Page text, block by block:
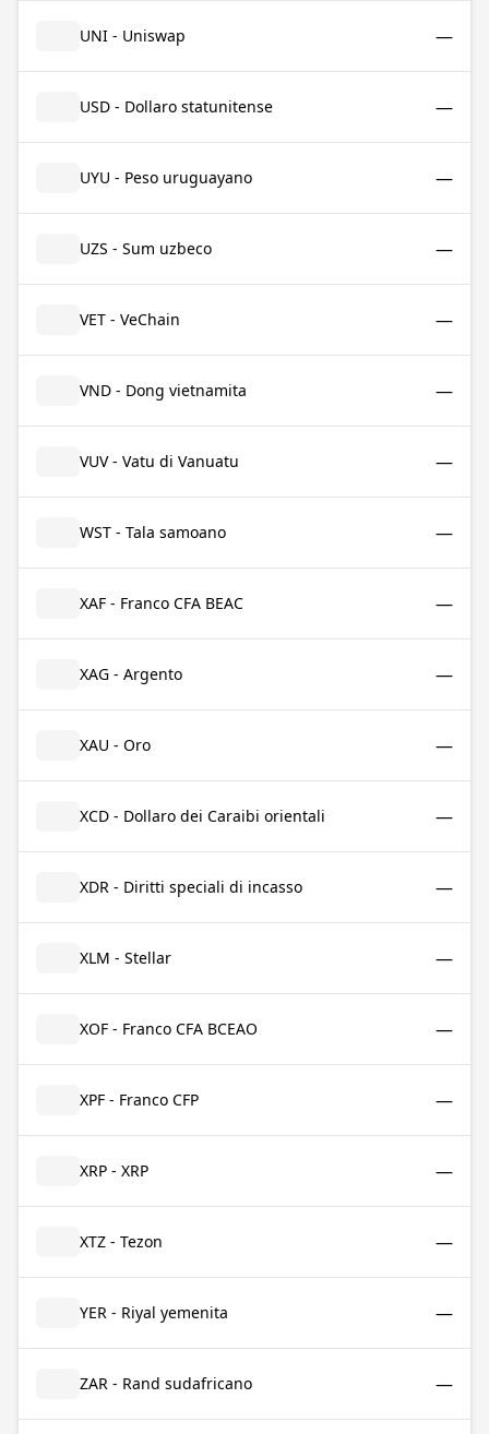
UNI - Uniswap —
USD - Dollaro statunitense —
UYU - Peso uruguayano —
UZS - Sum uzbeco —
VET - VeChain —
VND - Dong vietnamita —
VUV - Vatu di Vanuatu —
WST - Tala samoano —
XAF - Franco CFA BEAC —
XAG - Argento —
XAU - Oro —
XCD - Dollaro dei Caraibi orientali —
XDR - Diritti speciali di incasso —
XLM - Stellar —
XOF - Franco CFA BCEAO —
XPF - Franco CFP —
XRP - XRP —
XTZ - Tezon —
YER - Riyal yemenita —
ZAR - Rand sudafricano —